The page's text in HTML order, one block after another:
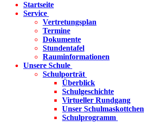
Startseite
Service
Vertretungsplan
Termine
Dokumente
Stundentafel
Rauminformationen
Unsere Schule
Schulporträt
Überblick
Schulgeschichte
Virtueller Rundgang
Unser Schulmaskottchen
Schulprogramm